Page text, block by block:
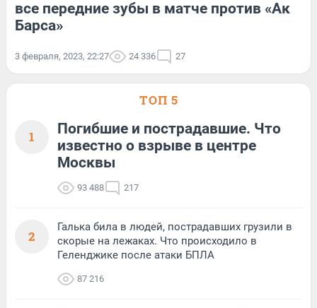
все передние зубы в матче против «Ак
Барса»
3 февраля, 2023, 22:27 24 336 27
ТОП 5
1
Погибшие и пострадавшие. Что
известно о взрыве в центре
Москвы
93 488 217
2
Галька била в людей, пострадавших грузили в
скорые на лежаках. Что происходило в
Геленджике после атаки БПЛА
87 216